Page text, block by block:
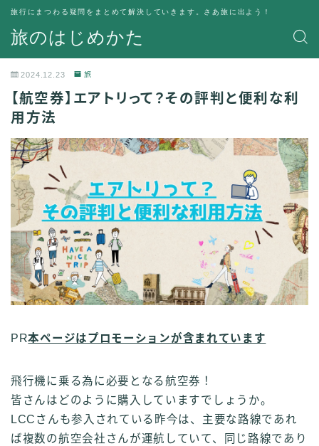
旅のはじめかた
旅行にまつわる疑問をまとめて解決していきます。さあ旅に出よう！
2024.12.23 旅
【航空券】エアトリって？その評判と便利な利
用方法
PR本ページはプロモーションが含まれています
飛行機に乗る為に必要となる航空券！
皆さんはどのように購入していますでしょうか。
LCCさんも参入されている昨今は、主要な路線であれ
ば複数の航空会社さんが運航していて、同じ路線であり